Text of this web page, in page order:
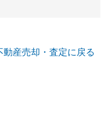
動産売却・査定に戻る